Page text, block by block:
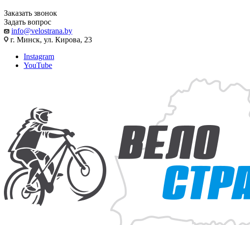
Заказать звонок
Задать вопрос
info@velostrana.by
г. Минск, ул. Кирова, 23
Instagram
YouTube